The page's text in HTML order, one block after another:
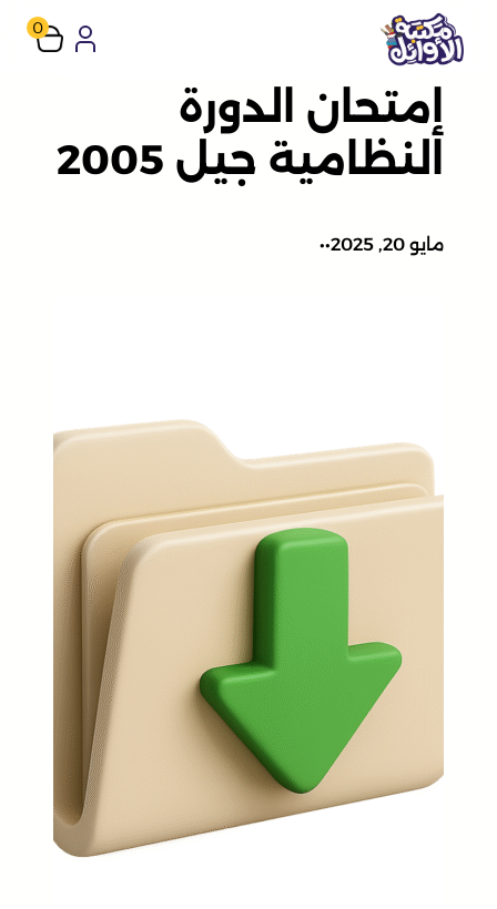
تخطى
إلى
المحتوى
0
إمتحان الدورة
النظامية جيل 2005
مايو 20, 2025 •
•